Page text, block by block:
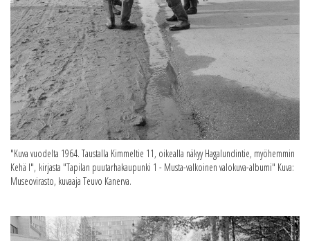
"Kuva vuodelta 1964. Taustalla Kimmeltie 11, oikealla näkyy Hagalundintie, myöhemmin
Kehä I", kirjasta "Tapilan puutarhakaupunki 1 - Musta-valkoinen valokuva-albumi" Kuva:
Museovirasto, kuvaaja Teuvo Kanerva.